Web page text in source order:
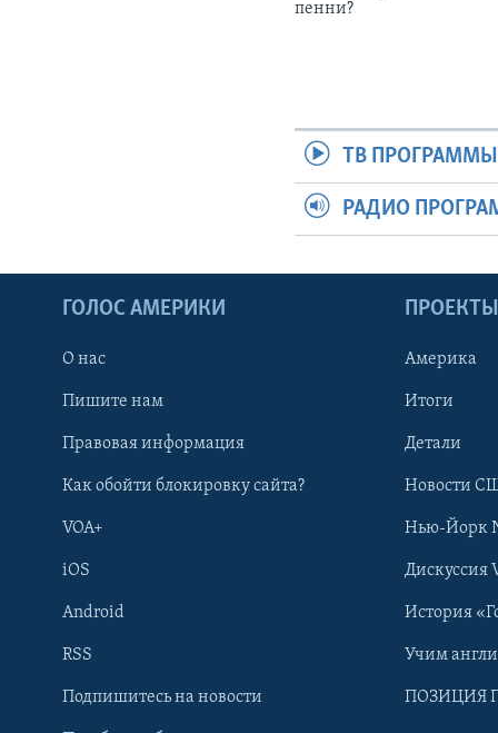
Learning English
пенни?
ТВ ПРОГРАММЫ
РАДИО
ГОЛОС АМЕРИКИ
О нас
Пишите нам
Правовая информация
Как обойти блокировку сайта?
VOA+
iOS
Android
RSS
Подпишитесь на новости
ПРОЕКТЫ
Америка
Итоги
Детали
Новости
Нью-Йорк
Дискуссия
История
Учим
ПОЗИЦИЯ